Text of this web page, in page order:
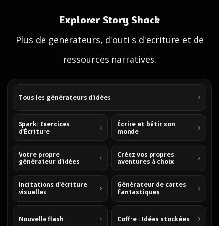
Explorer Story Shack
Plus de generateurs, d'outils d'ecriture et de
ressources narratives.
Tous les générateurs d'idées
Spark: Exercices
d'Écriture
Écrire et bâtir son
monde
Votre propre
générateur d'idées
Créez vos propres
aventures à choix
Incitations d'écriture
visuelles
Générateur de cartes
fantastiques
Nouvelle flash Coffre : Idées stockées